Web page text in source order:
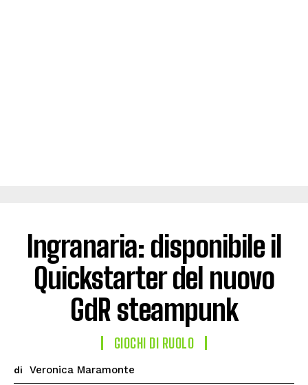
Ingranaria: disponibile il
Quickstarter del nuovo
GdR steampunk
GIOCHI DI RUOLO
di Veronica Maramonte